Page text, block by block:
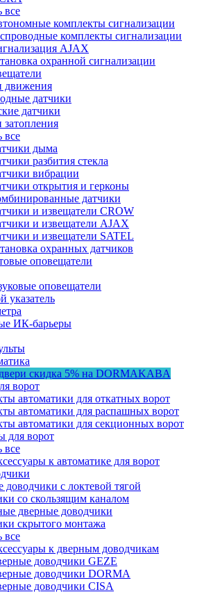
все
комплекты сигнализации
комплекты сигнализации
AJAX
охранной сигнализации
движения
датчики
датчики
затопления
все
дыма
разбития стекла
вибрации
открытия и герконы
датчики
и извещатели CROW
и извещатели AJAX
и извещатели SATEL
охранных датчиков
оповещатели
оповещатели
указатель
ИК-барьеры
скидка 5% на DORMAKABA
ворот
автоматики для откатных ворот
автоматики для распашных ворот
автоматики для секционных ворот
для ворот
все
к автоматике для ворот
доводчики с локтевой тягой
со скользящим каналом
дверные доводчики
скрытого монтажа
все
к дверным доводчикам
доводчики GEZE
доводчики DORMA
доводчики CISA